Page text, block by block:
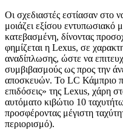
Οι σχεδιαστές εστίασαν στο
μοιάζει εξίσου
κατεβασμένη, δίνοντας
φημίζεται η Lexus, σε
αναδίπλωσης, ώστε να
συμβιβασμούς ως προς την
αποσκευών. Το LC Κάμπριο
επιδόσεις» της Lexus, χάρη
αυτόματο κιβώτιο 10
προσφέροντας μέγιστη
περιορισμό).